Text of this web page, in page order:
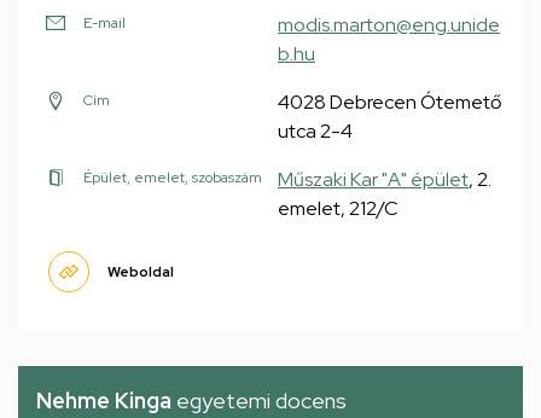
E-mail
modis.marton@eng.unide
b.hu
Cím
4028 Debrecen Ótemető
utca 2-4
Épület, emelet, szobaszám Műszaki Kar "A" épület, 2.
emelet, 212/C
Weboldal
Nehme Kinga egyetemi docens